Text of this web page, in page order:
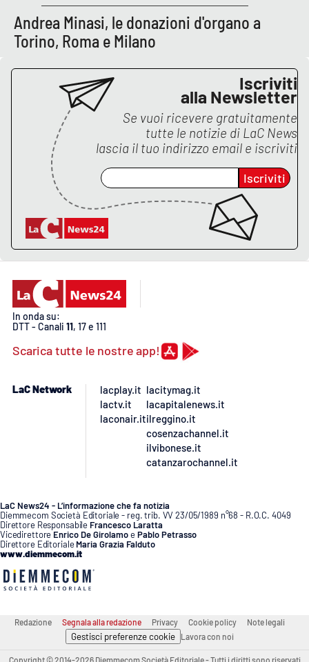
LAC
NETWORK
Lacplay.it
Lactv.it
Laconair.it
Lacitymag.it
Lacapitalenews.it
Ilreggino.it
Cosenzachannel.it
Ilvibonese.it
Catanzarochannel.it
Andrea Minasi, le donazioni d'organo a
Torino, Roma e Milano
Iscriviti
alla Newsletter
Se vuoi ricevere gratuitamente
tutte le notizie di LaC News
lascia il tuo indirizzo email e iscriviti
Iscriviti
In onda su:
DTT - Canali 11, 17 e 111
Scarica tutte le nostre app!
LaC Network
lacplay.it
lactv.it
laconair.it
lacitymag.it
lacapitalenews.it
ilreggino.it
cosenzachannel.it
ilvibonese.it
catanzarochannel.it
LaC News24 - L’informazione che fa notizia
Diemmecom Società Editoriale - reg. trib. VV 23/05/1989 n°68 - R.O.C. 4049
Direttore Responsabile Francesco Laratta
Vicedirettore Enrico De GirolamoePablo Petrasso
Direttore Editoriale Maria Grazia Falduto
www.diemmecom.it
Redazione Segnala alla redazione Privacy Cookie policy Note legali
Gestisci preferenze cookie Lavora con noi
Copyright © 2014-2026 Diemmecom Società Editoriale - Tutti i diritti sono riservati